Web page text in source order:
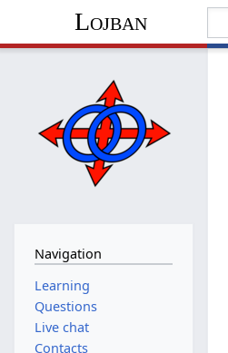
Lojban
Navigation
Learning
Questions
Live chat
Contacts